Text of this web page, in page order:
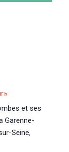
et ses
Garenne-
Seine,